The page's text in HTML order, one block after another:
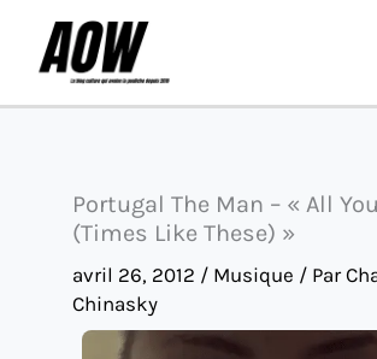
Portugal The Man – « All
(Times Like These) »
avril 26, 2012 / Musique / Par
Chinasky